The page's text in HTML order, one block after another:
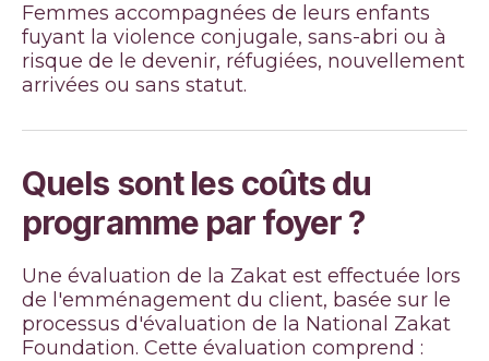
Femmes accompagnées de leurs enfants
fuyant la violence conjugale, sans-abri ou à
risque de le devenir, réfugiées, nouvellement
arrivées ou sans statut.
Quels sont les coûts du
programme par foyer ?
Une évaluation de la Zakat est effectuée lors
de l'emménagement du client, basée sur le
processus d'évaluation de la National Zakat
Foundation. Cette évaluation comprend :